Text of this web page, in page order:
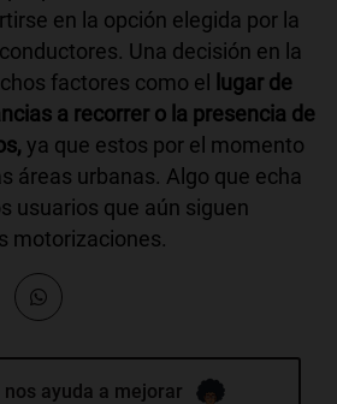
en la opción elegida por la
Una decisión en la
factores como el
lugar de
a recorrer o la presencia de
ya que estos por el momento
áreas urbanas. Algo que echa
usuarios que aún siguen
motorizaciones.
nos ayuda a mejorar